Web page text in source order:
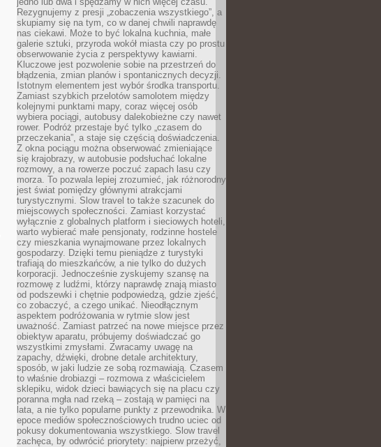
Rezygnujemy z presji „zobaczenia wszystkiego”, a
skupiamy się na tym, co w danej chwili naprawdę
nas ciekawi. Może to być lokalna kuchnia, małe
galerie sztuki, przyroda wokół miasta czy po prostu
obserwowanie życia z perspektywy kawiarni.
Kluczowe jest pozwolenie sobie na przestrzeń do
błądzenia, zmian planów i spontanicznych decyzji.
Istotnym elementem jest wybór środka transportu.
Zamiast szybkich przelotów samolotem między
kolejnymi punktami mapy, coraz więcej osób
wybiera pociągi, autobusy dalekobieżne czy nawet
rower. Podróż przestaje być tylko „czasem do
przeczekania”, a staje się częścią doświadczenia.
Z okna pociągu można obserwować zmieniające
się krajobrazy, w autobusie podsłuchać lokalne
rozmowy, a na rowerze poczuć zapach lasu czy
morza. To pozwala lepiej zrozumieć, jak różnorodny
jest świat pomiędzy głównymi atrakcjami
turystycznymi. Slow travel to także szacunek do
miejscowych społeczności. Zamiast korzystać
wyłącznie z globalnych platform i sieciowych hoteli,
warto wybierać małe pensjonaty, rodzinne hostele
czy mieszkania wynajmowane przez lokalnych
gospodarzy. Dzięki temu pieniądze z turystyki
trafiają do mieszkańców, a nie tylko do dużych
korporacji. Jednocześnie zyskujemy szansę na
rozmowę z ludźmi, którzy naprawdę znają miasto
od podszewki i chętnie podpowiedzą, gdzie zjeść,
co zobaczyć, a czego unikać. Nieodłącznym
aspektem podróżowania w rytmie slow jest
uważność. Zamiast patrzeć na nowe miejsce przez
obiektyw aparatu, próbujemy doświadczać go
wszystkimi zmysłami. Zwracamy uwagę na
zapachy, dźwięki, drobne detale architektury,
sposób, w jaki ludzie ze sobą rozmawiają. Czasem
to właśnie drobiazgi – rozmowa z właścicielem
sklepiku, widok dzieci bawiących się na placu czy
poranna mgła nad rzeką – zostają w pamięci na
lata, a nie tylko popularne punkty z przewodnika. W
epoce mediów społecznościowych trudno uciec od
pokusy dokumentowania wszystkiego. Slow travel
zachęca, by odwrócić priorytety: najpierw przeżyć,